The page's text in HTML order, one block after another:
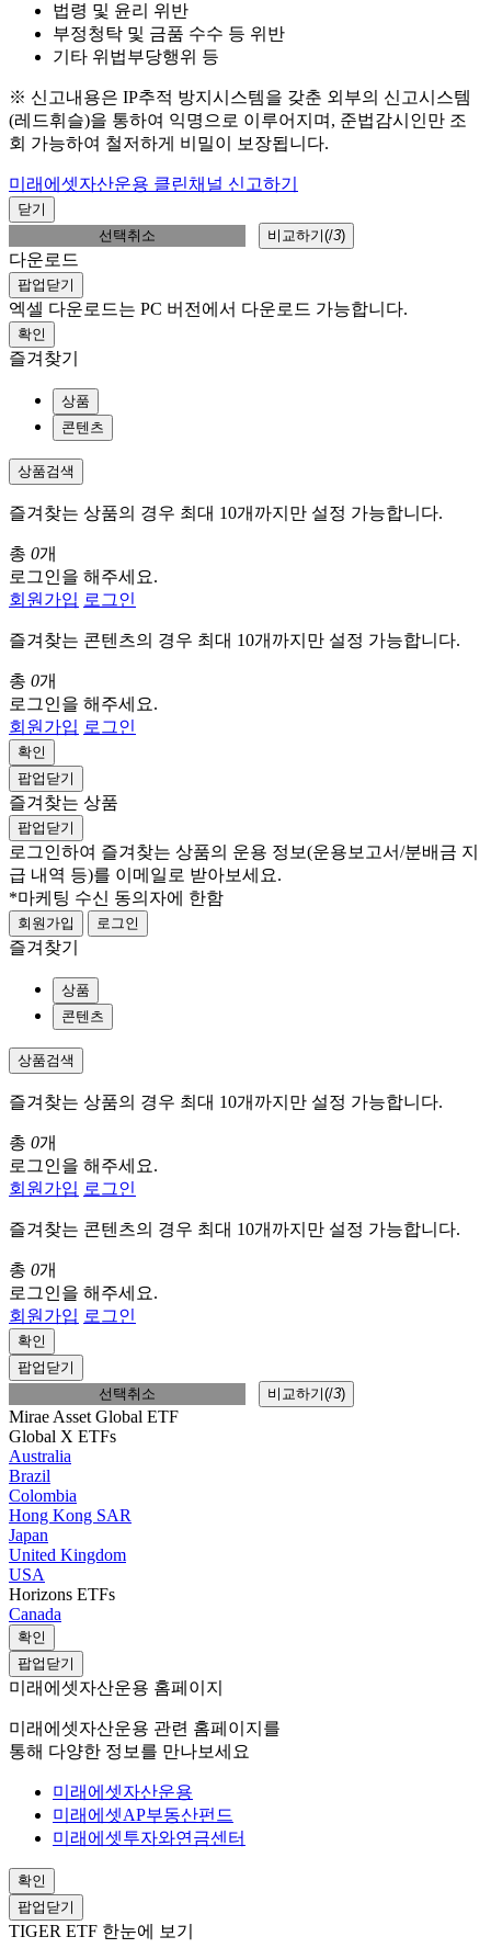
법령 및 윤리 위반
부정청탁 및 금품 수수 등 위반
기타 위법부당행위 등
※ 신고내용은 IP추적 방지시스템을 갖춘 외부의 신고시스템
(레드휘슬)을 통하여 익명으로 이루어지며, 준법감시인만 조
회 가능하여 철저하게 비밀이 보장됩니다.
미래에셋자산운용 클린채널 신고하기
닫기
선택취소
비교하기(/3)
다운로드
팝업닫기
엑셀 다운로드는 PC 버전에서 다운로드 가능합니다.
확인
즐겨찾기
상품
콘텐츠
상품검색
즐겨찾는 상품의 경우 최대 10개까지만 설정 가능합니다.
총 0개
로그인을 해주세요.
회원가입 로그인
즐겨찾는 콘텐츠의 경우 최대 10개까지만 설정 가능합니다.
총 0개
로그인을 해주세요.
회원가입 로그인
확인
팝업닫기
즐겨찾는 상품
팝업닫기
로그인하여 즐겨찾는 상품의 운용 정보(운용보고서/분배금 지
급 내역 등)를 이메일로 받아보세요.
*마케팅 수신 동의자에 한함
회원가입 로그인
즐겨찾기
상품
콘텐츠
상품검색
즐겨찾는 상품의 경우 최대 10개까지만 설정 가능합니다.
총 0개
로그인을 해주세요.
회원가입 로그인
즐겨찾는 콘텐츠의 경우 최대 10개까지만 설정 가능합니다.
총 0개
로그인을 해주세요.
회원가입 로그인
확인
팝업닫기
선택취소
비교하기(/3)
Mirae Asset Global ETF
Global X ETFs
Australia
Brazil
Colombia
Hong Kong SAR
Japan
United Kingdom
USA
Horizons ETFs
Canada
확인
팝업닫기
미래에셋자산운용 홈페이지
미래에셋자산운용 관련 홈페이지를
통해 다양한 정보를 만나보세요
미래에셋자산운용
미래에셋AP부동산펀드
미래에셋투자와연금센터
확인
팝업닫기
TIGER ETF 한눈에 보기